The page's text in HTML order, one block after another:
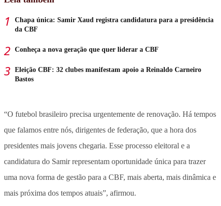
Chapa única: Samir Xaud registra candidatura para a presidência
da CBF
Conheça a nova geração que quer liderar a CBF
Eleição CBF: 32 clubes manifestam apoio a Reinaldo Carneiro
Bastos
“O futebol brasileiro precisa urgentemente de renovação. Há tempos
que falamos entre nós, dirigentes de federação, que a hora dos
presidentes mais jovens chegaria. Esse processo eleitoral e a
candidatura do Samir representam oportunidade única para trazer
uma nova forma de gestão para a CBF, mais aberta, mais dinâmica e
mais próxima dos tempos atuais”, afirmou.